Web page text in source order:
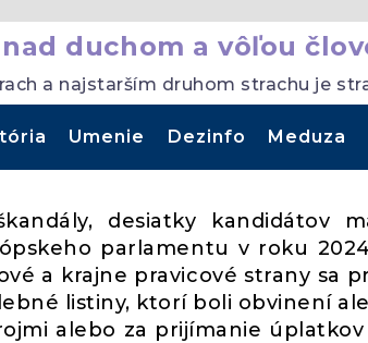
duchom a vôľou
a najstarším druhom strachu je
Umenie Dezinfo Meduza
desiatky kandidátov
parlamentu v roku
a krajne pravicové strany sa
listiny, ktorí boli obvinení
alebo za prijímanie úplatkov